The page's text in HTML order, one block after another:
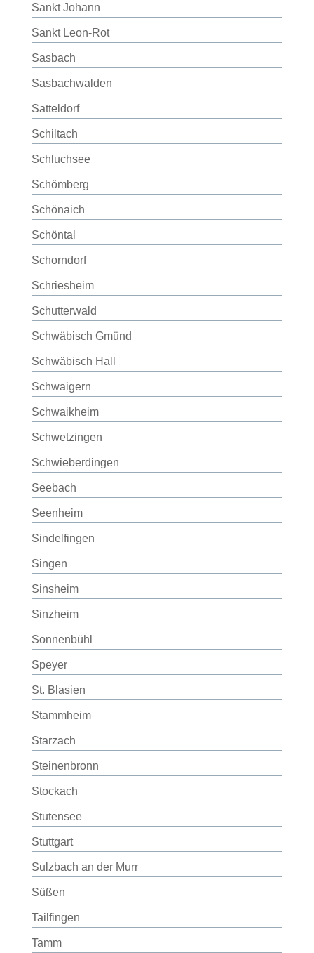
Sankt Johann
Sankt Leon-Rot
Sasbach
Sasbachwalden
Satteldorf
Schiltach
Schluchsee
Schömberg
Schönaich
Schöntal
Schorndorf
Schriesheim
Schutterwald
Schwäbisch Gmünd
Schwäbisch Hall
Schwaigern
Schwaikheim
Schwetzingen
Schwieberdingen
Seebach
Seenheim
Sindelfingen
Singen
Sinsheim
Sinzheim
Sonnenbühl
Speyer
St. Blasien
Stammheim
Starzach
Steinenbronn
Stockach
Stutensee
Stuttgart
Sulzbach an der Murr
Süßen
Tailfingen
Tamm